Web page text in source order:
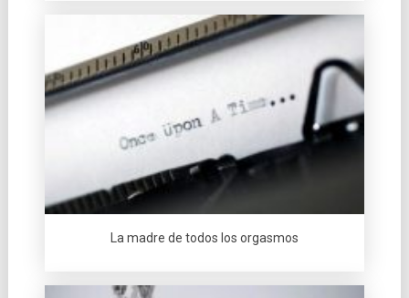
La madre de todos los orgasmos